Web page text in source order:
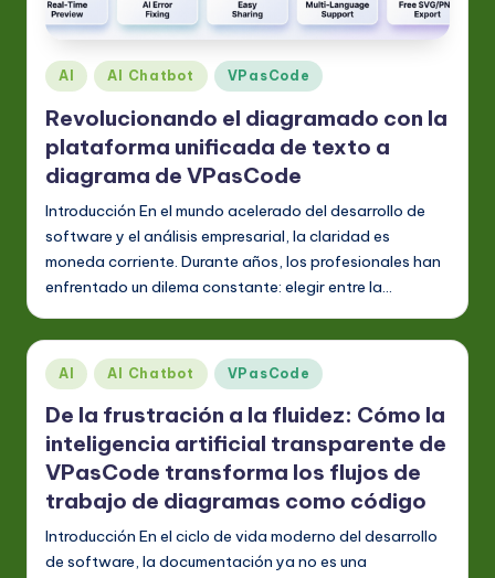
Publicado
en
AI AI Chatbot VPasCode
Revolucionando el diagramado con la
plataforma unificada de texto a
diagrama de VPasCode
Introducción En el mundo acelerado del desarrollo de
software y el análisis empresarial, la claridad es
moneda corriente. Durante años, los profesionales han
enfrentado un dilema constante: elegir entre la…
Publicado
en
AI AI Chatbot VPasCode
De la frustración a la fluidez: Cómo la
inteligencia artificial transparente de
VPasCode transforma los flujos de
trabajo de diagramas como código
Introducción En el ciclo de vida moderno del desarrollo
de software, la documentación ya no es una